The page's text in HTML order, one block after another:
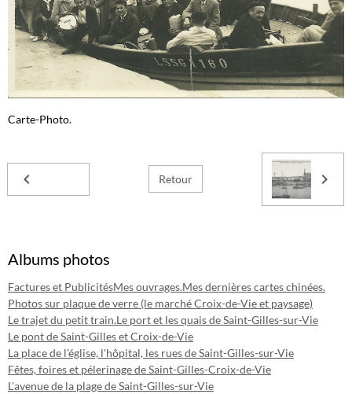
Carte-Photo.
Retour
Albums photos
Factures et PublicitésMes ouvrages.Mes dernières cartes chinées.
Photos sur plaque de verre (le marché Croix-de-Vie et paysage)
Le trajet du petit train.Le port et les quais de Saint-Gilles-sur-Vie
Le pont de Saint-Gilles et Croix-de-Vie
La place de l'église, l'hôpital, les rues de Saint-Gilles-sur-Vie
Fêtes, foires et pélerinage de Saint-Gilles-Croix-de-Vie
L'avenue de la plage de Saint-Gilles-sur-Vie